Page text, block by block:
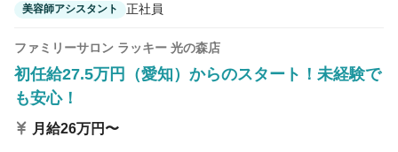
美容師アシスタント 正社員
ファミリーサロン ラッキー 光の森店
初任給27.5万円（愛知）からのスタート！未経験で
も安心！
月給26万円〜